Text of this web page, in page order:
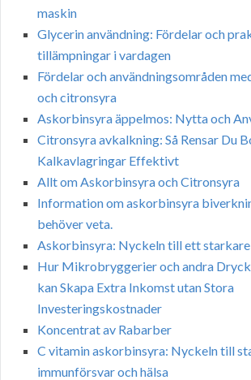
maskin
Glycerin användning: Fördelar och
tillämpningar i vardagen
Fördelar och användningsområden
och citronsyra
Askorbinsyra äppelmos: Nytta och
Citronsyra avkalkning: Så Rensar Du
Kalkavlagringar Effektivt
Allt om Askorbinsyra och Citronsyra
Information om askorbinsyra
behöver veta.
Askorbinsyra: Nyckeln till ett
Hur Mikrobryggerier och andra
kan Skapa Extra Inkomst utan Stora
Investeringskostnader
Koncentrat av Rabarber
C vitamin askorbinsyra: Nyckeln till
immunförsvar och hälsa